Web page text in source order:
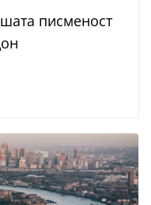
писменост